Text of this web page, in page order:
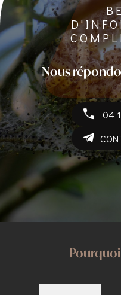
Nous
04